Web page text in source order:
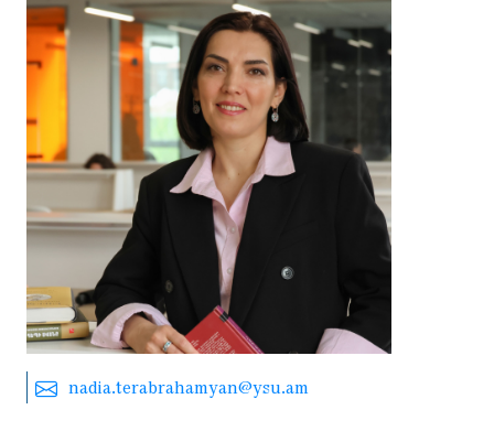
nadia.terabrahamyan@ysu.am